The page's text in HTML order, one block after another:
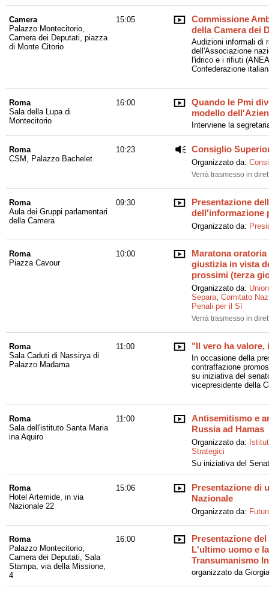
Camera
Palazzo Montecitorio,
Camera dei Deputati, piazza
di Monte Citorio
15:05
Commissione
della Camera dei
Audizioni informali di
dell'Associazione
l'idrico e i rifiuti
Confederazione
Roma
Sala della Lupa di
Montecitorio
16:00
Quando le Pmi
modello
Interviene la
Roma
CSM, Palazzo Bachelet
10:23 Consiglio
Organizzato da:
Verrà trasmesso in
Roma
Aula dei Gruppi parlamentari
della Camera
09:30
Presentazione
dell'informazione
Organizzato da:
Roma
Piazza Cavour
10:00
Maratona
giustizia in vista
prossimi (terza
Organizzato da:
Separa, Comitato
Penali per il Sì
Verrà trasmesso in
Roma
Sala Caduti di Nassirya di
Palazzo Madama
11:00 "Il vero ha valore,
In occasione della
contraffazione
su iniziativa del
vicepresidente della
Roma
Sala dell'istituto Santa Maria
ina Aquiro
11:00
Antisemitismo e
Russia ad Hamas
Organizzato da:
Strategici
Su iniziativa del
Roma
Hotel Artemide, in via
Nazionale 22
15:06
Presentazione di
Nazionale
Organizzato da:
Roma
Palazzo Montecitorio,
Camera dei Deputati, Sala
Stampa, via della Missione,
4
16:00
Presentazione
L'ultimo uomo e
Transumanismo
organizzato da